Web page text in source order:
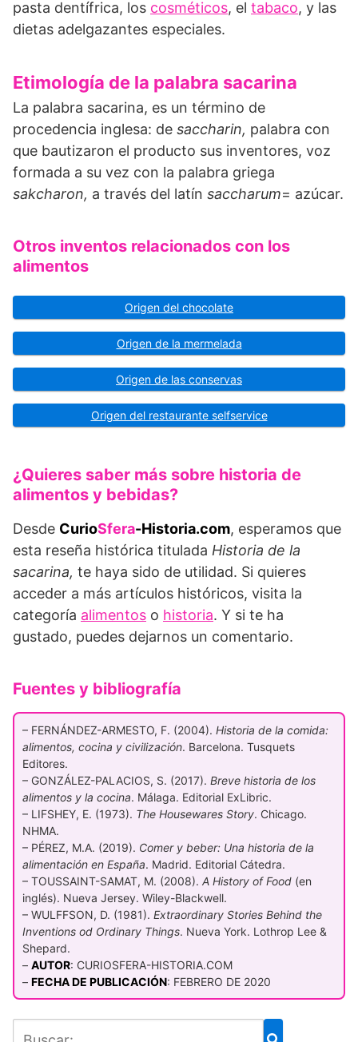
pasta dentífrica, los cosméticos, el tabaco, y las
dietas adelgazantes especiales.
Etimología de la palabra sacarina
La palabra sacarina, es un término de
procedencia inglesa: de saccharin, palabra con
que bautizaron el producto sus inventores, voz
formada a su vez con la palabra griega
sakcharon, a través del latín saccharum= azúcar.
Otros inventos relacionados con los
alimentos
Origen del chocolate
Origen de la mermelada
Origen de las conservas
Origen del restaurante selfservice
¿Quieres saber más sobre historia de
alimentos y bebidas?
Desde CurioSfera-Historia.com, esperamos que
esta reseña histórica titulada Historia de la
sacarina, te haya sido de utilidad. Si quieres
acceder a más artículos históricos, visita la
categoría alimentos o historia. Y si te ha
gustado, puedes dejarnos un comentario.
Fuentes y bibliografía
– FERNÁNDEZ-ARMESTO, F. (2004). Historia de la comida:
alimentos, cocina y civilización. Barcelona. Tusquets
Editores.
– GONZÁLEZ-PALACIOS, S. (2017). Breve historia de los
alimentos y la cocina. Málaga. Editorial ExLibric.
– LIFSHEY, E. (1973). The Housewares Story. Chicago.
NHMA.
– PÉREZ, M.A. (2019). Comer y beber: Una historia de la
alimentación en España. Madrid. Editorial Cátedra.
– TOUSSAINT-SAMAT, M. (2008). A History of Food (en
inglés). Nueva Jersey. Wiley-Blackwell.
– WULFFSON, D. (1981). Extraordinary Stories Behind the
Inventions od Ordinary Things. Nueva York. Lothrop Lee &
Shepard.
– AUTOR: CURIOSFERA-HISTORIA.COM
– FECHA DE PUBLICACIÓN: FEBRERO DE 2020